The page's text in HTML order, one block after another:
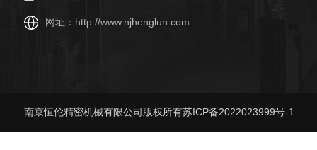
网址： http://www.njhenglun.com
南京恒伦精密机械有限公司版权所有苏ICP备2022023999号-1